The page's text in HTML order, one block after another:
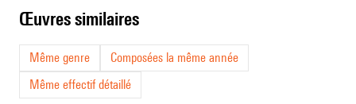
œuvres similaires
Même genre
Composées la même année
Même effectif détaillé